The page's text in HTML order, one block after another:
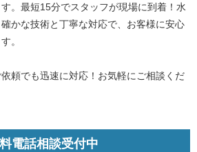
。最短15分でスタッフが現場に到着！水
かな技術と丁寧な対応で、お客様に安心
。
頼でも迅速に対応！お気軽にご相談くだ
電話相談受付中